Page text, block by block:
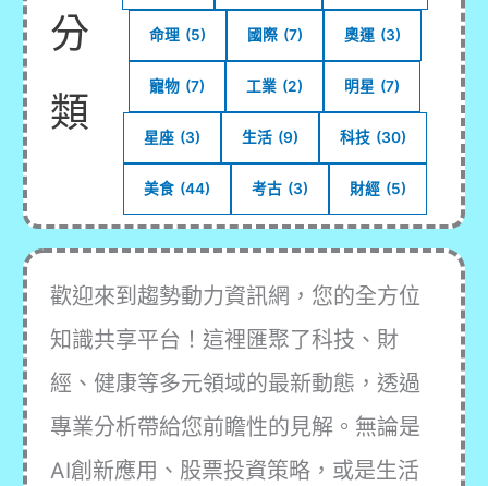
分
類
命理 (5) 國際 (7) 奧運 (3)
寵物 (7) 工業 (2) 明星 (7)
星座 (3) 生活 (9) 科技 (30)
美食 (44) 考古 (3) 財經 (5)
歡迎來到趨勢動力資訊網，您的全方位
知識共享平台！這裡匯聚了科技、財
經、健康等多元領域的最新動態，透過
專業分析帶給您前瞻性的見解。無論是
AI創新應用、股票投資策略，或是生活